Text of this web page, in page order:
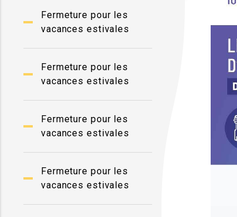
Fermeture pour les
vacances estivales
Fermeture pour les
vacances estivales
Fermeture pour les
vacances estivales
Fermeture pour les
vacances estivales